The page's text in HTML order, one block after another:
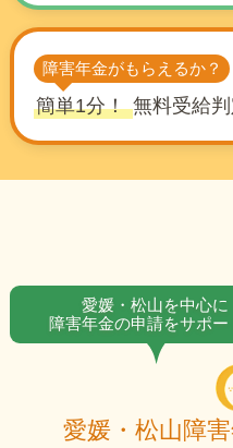
障害年金がもらえるか？
簡単1分！無料受給判
愛媛・松山を中心に
障害年金の申請をサポー
愛媛・松山障